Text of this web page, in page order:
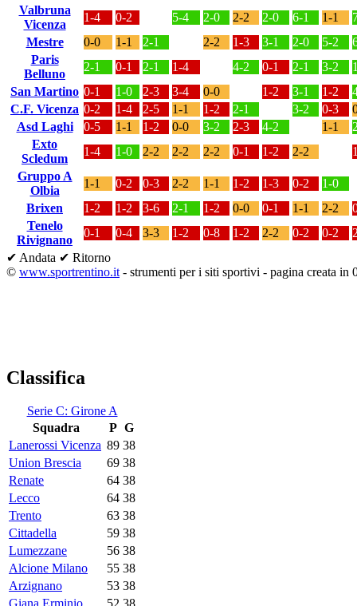
Valbruna
Vicenza
1-4 0-2 5-4 2-0 2-2 2-0 6-1 1-1
Mestre
0-0 1-1 2-1 2-2 1-3 3-1 2-0 5-2
Paris
Belluno
2-1 0-1 2-1 1-4 4-2 0-1 2-1 3-2
San Martino 0-1 1-0 2-3 3-4 0-0 1-2 3-1 1-2
C.F. Vicenza 0-2 1-4 2-5 1-1 1-2 2-1 3-2 0-3
Asd Laghi
0-5 1-1 1-2 0-0 3-2 2-3 4-2 1-1
Exto
Scledum
1-4 1-0 2-2 2-2 2-2 0-1 1-2 2-2
Gruppo A
Olbia
1-1 0-2 0-3 2-2 1-1 1-2 1-3 0-2
1-0
Brixen
1-2 1-2 3-6 2-1 1-2 0-0 0-1 1-1 2-2
Tenelo
Rivignano
0-1 0-4 3-3 1-2 0-8 1-2 2-2 0-2 0-2
✔ Andata ✔ Ritorno
© www.sportrentino.it - strumenti per i siti sportivi - pagina creata in
Classifica
Serie C: Girone A
Squadra
P G
Lanerossi Vicenza 89 38
Union Brescia
69 38
Renate
64 38
Lecco
64 38
Trento
63 38
Cittadella
59 38
Lumezzane
56 38
Alcione Milano
55 38
Arzignano
53 38